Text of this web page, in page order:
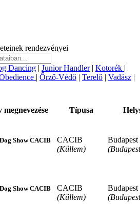
rendezvényei
Dancing | Junior Handler| Kotorék |
| Őrző-Védő | Terelő | Vadász |
Típusa
Show CACIB
CACIB
(Küllem)
Budapest
Show CACIB
CACIB
(Küllem)
Budapest